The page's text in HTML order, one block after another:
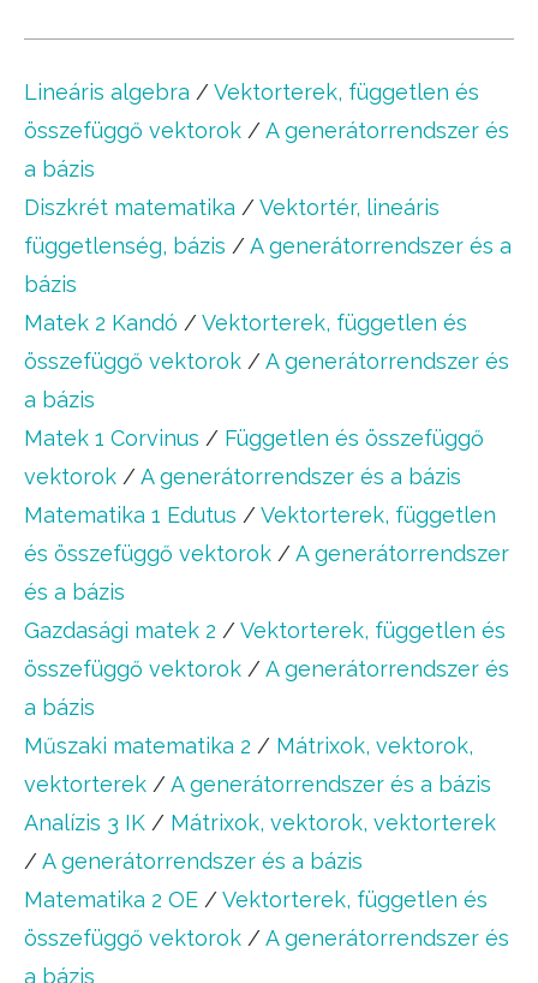
Lineáris algebra / Vektorterek, független és
összefüggő vektorok / A generátorrendszer és
a bázis
Diszkrét matematika / Vektortér, lineáris
függetlenség, bázis / A generátorrendszer és a
bázis
Matek 2 Kandó / Vektorterek, független és
összefüggő vektorok / A generátorrendszer és
a bázis
Matek 1 Corvinus / Független és összefüggő
vektorok / A generátorrendszer és a bázis
Matematika 1 Edutus / Vektorterek, független
és összefüggő vektorok / A generátorrendszer
és a bázis
Gazdasági matek 2 / Vektorterek, független és
összefüggő vektorok / A generátorrendszer és
a bázis
Műszaki matematika 2 / Mátrixok, vektorok,
vektorterek / A generátorrendszer és a bázis
Analízis 3 IK / Mátrixok, vektorok, vektorterek
/ A generátorrendszer és a bázis
Matematika 2 OE / Vektorterek, független és
összefüggő vektorok / A generátorrendszer és
a bázis